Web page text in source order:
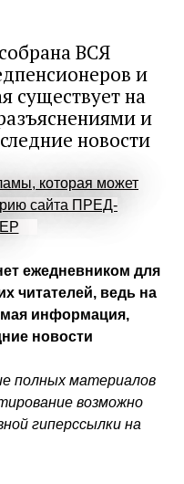
ВСЯ
и
существует на
и
новости
которая может
сайта ПРЕД-
ежедневником для
читателей, ведь на
информация,
новости
полных материалов
возможно
гиперссылки на